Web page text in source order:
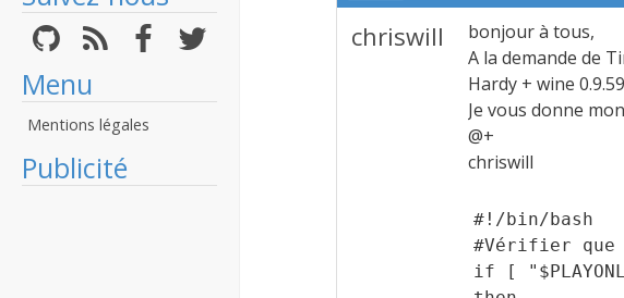
Menu
Mentions légales
Publicité
chriswill
bonjour à tous,
A la demande de
Hardy + wine
Je vous donne
@+
chriswill
#!/bin/bash
#Vérifier que
if [